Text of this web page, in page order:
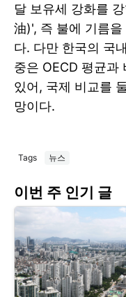
달 보유세 강화를
油)', 즉 불에 기름
다. 다만 한국의 국
중은 OECD 평균과
있어, 국제 비교를
망이다.
Tags 뉴스
이번 주 인기 글